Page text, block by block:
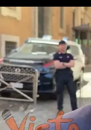
SULCIS IGLESIENTE
MEDIO CAMPIDANO
ORISTANO E
SASSARI E
GALLURA
NUORO E PROVINCIA
OGLIASTRA